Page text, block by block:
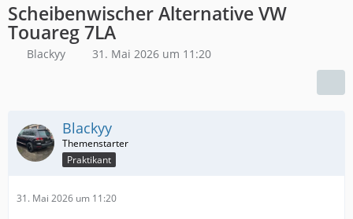
Scheibenwischer Alternative VW
Touareg 7LA
Blackyy 31. Mai 2026 um 11:20
Blackyy
Praktikant
31. Mai 2026 um 11:20